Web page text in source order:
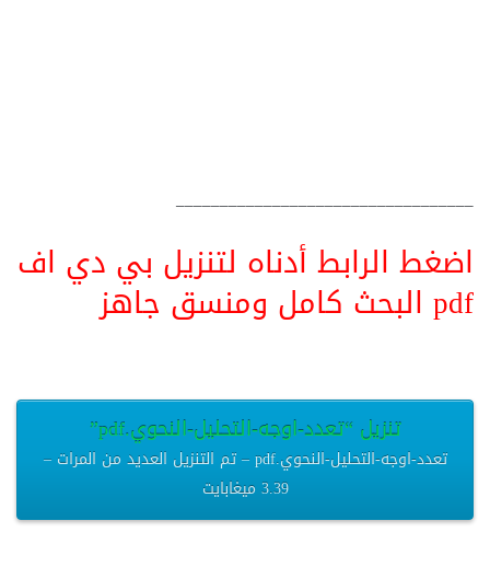
__________________________________
اضغط الرابط أدناه لتنزيل بي دي اف
pdf البحث كامل ومنسق جاهز
تنزيل “تعدد-اوجه-التحليل-النحوي.pdf”
تعدد-اوجه-التحليل-النحوي.pdf – تم التنزيل العديد من المرات –
3.39 ميغابايت